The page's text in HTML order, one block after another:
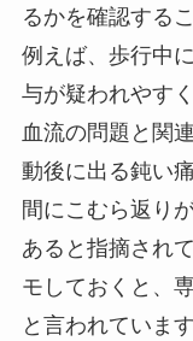
るかを確認する
例えば、歩行中
与が疑われやす
血流の問題と関
動後に出る鈍い
間にこむら返り
あると指摘され
モしておくと、
と言われていま